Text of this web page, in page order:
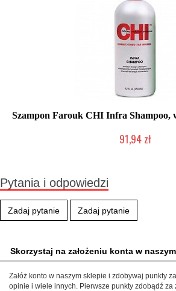
Szampon Farouk CHI Infra Shampoo,
91,94 zł
Pytania i odpowiedzi
Zadaj pytanie Zadaj pytanie
Skorzystaj na założeniu konta w
Załóż konto w naszym sklepie i zdobywaj punkty
opinie i wiele innych. Pierwsze punkty zdobądź za